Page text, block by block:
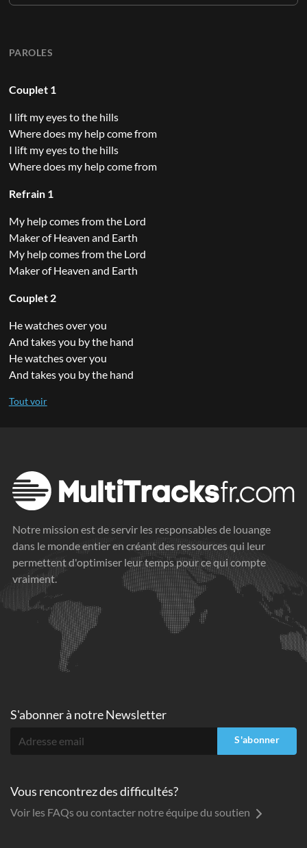
PAROLES
Couplet 1
I lift my eyes to the hills
Where does my help come from
I lift my eyes to the hills
Where does my help come from
Refrain 1
My help comes from the Lord
Maker of Heaven and Earth
My help comes from the Lord
Maker of Heaven and Earth
Couplet 2
He watches over you
And takes you by the hand
He watches over you
And takes you by the hand
Notre mission est de servir les responsables de louange
dans le monde entier en créant des ressources qui leur
permettent d'optimiser leur temps pour ce qui compte
vraiment.
S'abonner à notre Newsletter
S'abonner
Vous rencontrez des difficultés?
Voir les FAQs ou contacter notre équipe du soutien